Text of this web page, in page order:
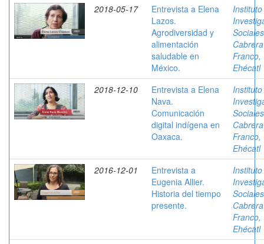
2018-05-17
Entrevista a Elena
Lazos.
Agrodiversidad y
alimentación
saludable en
México.
Sociales
Cabrera
Franco,
Ehécatl
2018-12-10
Entrevista a Elena
Nava.
Comunicación
digital indígena en
Oaxaca.
Sociales
Cabrera
Franco,
Ehécatl
2016-12-01
Entrevista a
Eugenia Allier.
Historia del tiempo
presente.
Sociales
Cabrera
Franco,
Ehécatl